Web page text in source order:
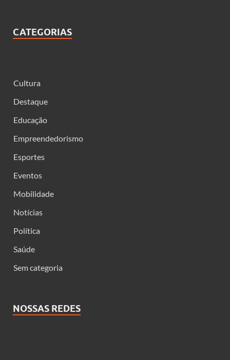
CATEGORIAS
Cultura
Destaque
Educação
Empreendedorismo
Esportes
Eventos
Mobilidade
Notícias
Política
Saúde
Sem categoria
NOSSAS REDES